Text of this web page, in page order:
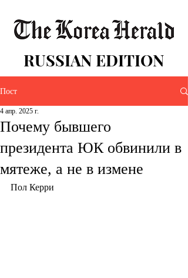
RUSSIAN EDITION
Пост
Почему бывшего
президента ЮК обвинили в
мятеже, а не в измене
4 апр. 2025 г.
Пол Керри